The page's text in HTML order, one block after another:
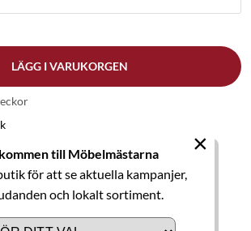
till Möbelmästarna
för att se aktuella kampanjer,
och lokalt sortiment.
×
LÄGG I VARUKORGEN